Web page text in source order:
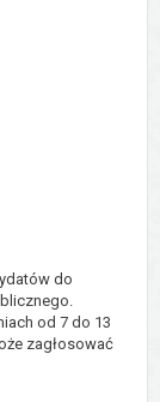
do
od 7 do 13
zagłosować